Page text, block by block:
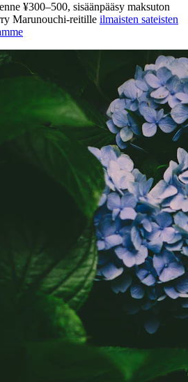
¥300–500, sisäänpääsy maksuton
Marunouchi-reitille ilmaisten sateisten